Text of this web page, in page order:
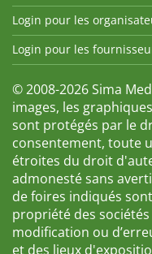
Login pour les
Login pour les
© 2008-2026 Sima
images, les
sont protégés par le
consentement, toute
étroites du droit
admonesté sans
de foires indiqués
propriété des
modification ou
et des lieux